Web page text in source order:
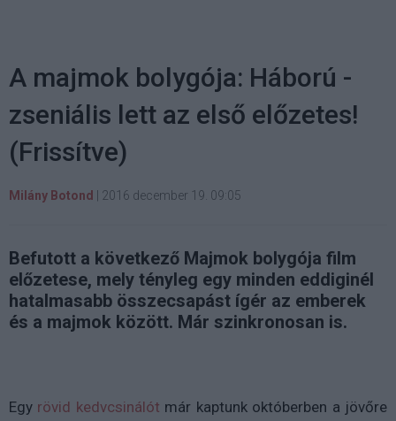
A majmok bolygója: Háború -
zseniális lett az első előzetes!
(Frissítve)
Milány Botond 2016 december 19. 09:05
Befutott a következő Majmok bolygója film
előzetese, mely tényleg egy minden eddiginél
hatalmasabb összecsapást ígér az emberek
és a majmok között. Már szinkronosan is.
Egy rövid kedvcsinálót már kaptunk októberben a jövőre